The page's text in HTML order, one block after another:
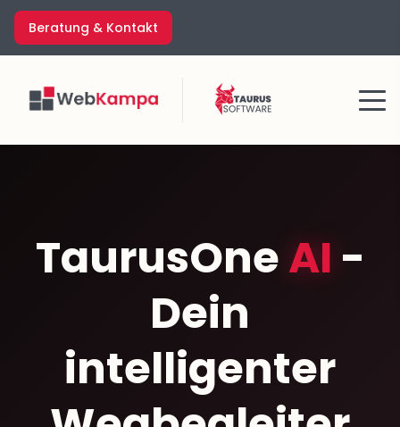
Zum
Inhalt
springen
Beratung & Kontakt
Menü
TaurusOneAI -
Dein
intelligenter